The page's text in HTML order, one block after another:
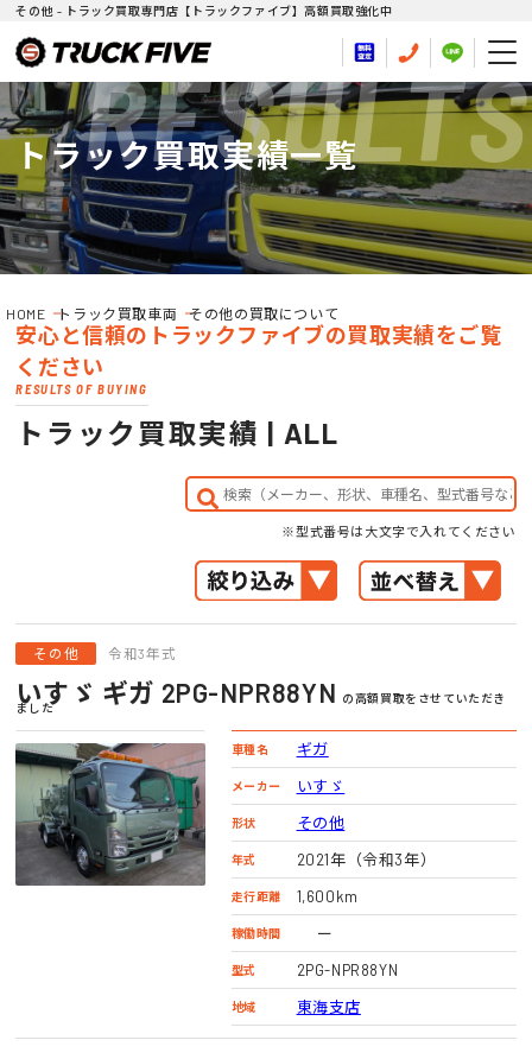
その他 - トラック買取専門店【トラックファイブ】高額買取強化中
トラック買取実績一覧
HOME トラック買取車両 その他の買取について
RESULTS
安心と信頼のトラックファイブの買取実績をご覧
ください
RESULTS OF BUYING
トラック買取実績 | ALL
※型式番号は大文字で入れてください
その他 令和3年式
いすゞ ギガ 2PG-NPR88YN の高額買取をさせていただき
ました
車種名 ギガ
メーカー いすゞ
形状 その他
年式 2021年（令和3年）
走行距離 1,600km
稼働時間 ー
型式 2PG-NPR88YN
地域 東海支店